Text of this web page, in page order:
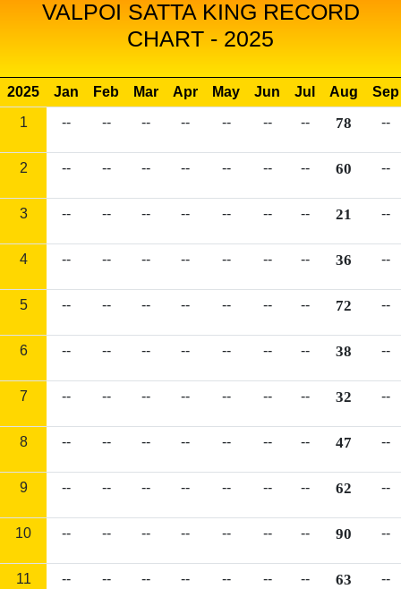
VALPOI SATTA KING RECORD
CHART - 2025
2025 Jan Feb Mar Apr May Jun Jul Aug
Sep
1
-- -- -- -- -- -- -- 78 --
2 -- -- -- -- -- -- -- 60 --
3 -- -- -- -- -- -- -- 21 --
4 -- -- -- -- -- -- -- 36 --
5 -- -- -- -- -- -- -- 72 --
6 -- -- -- -- -- -- -- 38 --
7 -- -- -- -- -- -- -- 32 --
8 -- -- -- -- -- -- -- 47 --
9 -- -- -- -- -- -- -- 62 --
10 -- -- -- -- -- -- -- 90 --
11 -- -- -- -- -- -- -- 63 --